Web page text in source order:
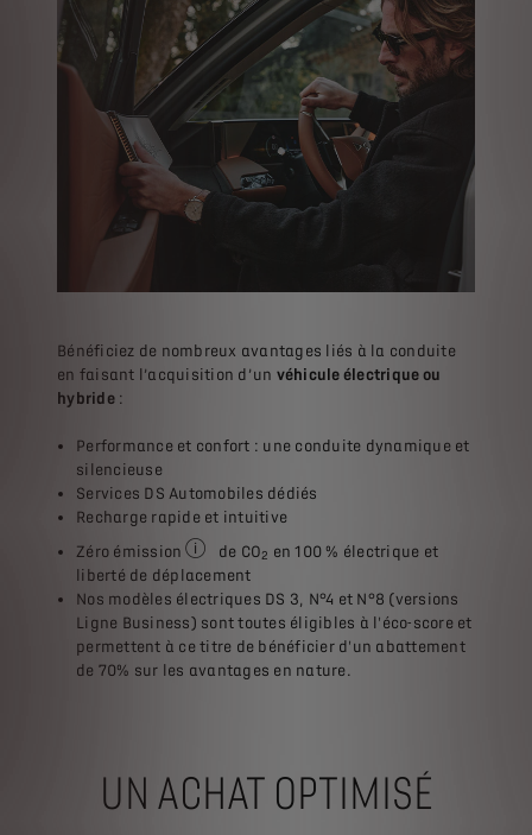
Bénéficiez de nombreux avantages liés à la conduite
en faisant l’acquisition d’un véhicule électrique ou
hybride:
Performance et confort : une conduite dynamique et
silencieuse
Services DS Automobiles dédiés
Recharge rapide et intuitive
Zéro émission
zéro émission à l'échappement (en phase
de CO2 en 100 % électrique et
liberté de déplacement
Nos modèles électriques DS 3, N°4 et N°8 (versions
Ligne Business) sont toutes éligibles à l'éco-score et
permettent à ce titre de bénéficier d'un abattement
de 70% sur les avantages en nature.
UN ACHAT OPTIMISÉ